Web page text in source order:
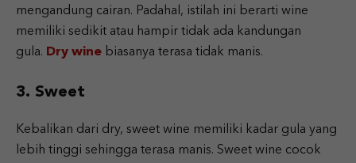
mengandung cairan. Padahal, istilah ini berarti wine
memiliki sedikit atau hampir tidak ada kandungan
gula. Dry wine biasanya terasa tidak manis.
3. Sweet
Kebalikan dari dry, sweet wine memiliki kadar gula yang
lebih tinggi sehingga terasa manis. Sweet wine cocok